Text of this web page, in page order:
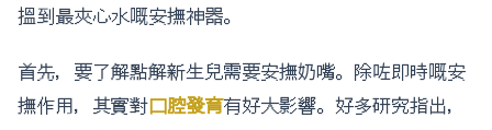
搵到最夾心水嘅安撫神器。
首先，要了解點解新生兒需要安撫奶嘴。除咗即時嘅安
撫作用，其實對口腔發育有好大影響。好多研究指出，